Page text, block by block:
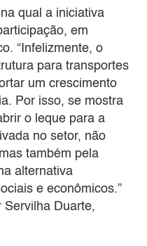
qual a iniciativa
em
“Infelizmente, o
para transportes
um crescimento
Por isso, se mostra
o leque para a
no setor, não
também pela
alternativa
e econômicos.”
Servilha Duarte,